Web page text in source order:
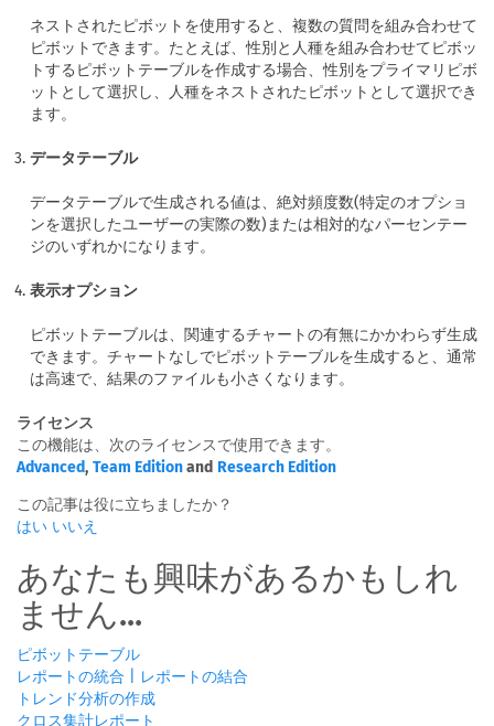
ネストされたピボットを使用すると、複数の質問を組み合わせて
ピボットできます。たとえば、性別と人種を組み合わせてピボッ
トするピボットテーブルを作成する場合、性別をプライマリピボ
ットとして選択し、人種をネストされたピボットとして選択でき
ます。
データテーブル
データテーブルで生成される値は、絶対頻度数(特定のオプショ
ンを選択したユーザーの実際の数)または相対的なパーセンテー
ジのいずれかになります。
表示オプション
ピボットテーブルは、関連するチャートの有無にかかわらず生成
できます。チャートなしでピボットテーブルを生成すると、通常
は高速で、結果のファイルも小さくなります。
ライセンス
この機能は、次のライセンスで使用できます。
Advanced, Team Editionand Research Edition
この記事は役に立ちましたか？
はい いいえ
あなたも興味があるかもしれ
ません...
ピボットテーブル
レポートの統合 | レポートの結合
トレンド分析の作成
クロス集計レポート